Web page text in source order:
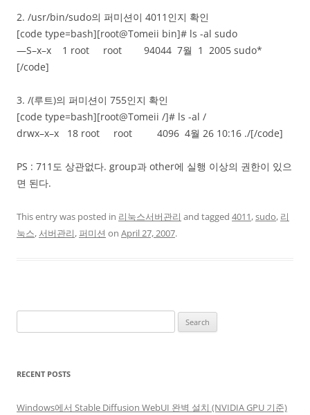
2. /usr/bin/sudo의 퍼미션이 4011인지 확인
[code type=bash][root@Tomeii bin]# ls -al sudo
—S–x–x 1 root root 94044 7월 1 2005 sudo*
[/code]
3. /(루트)의 퍼미션이 755인지 확인
[code type=bash][root@Tomeii /]# ls -al /
drwx–x–x 18 root root 4096 4월 26 10:16 ./[/code]
PS : 711도 상관없다. group과 other에 실행 이상의 권한이 있으
면 된다.
This entry was posted in 리눅스서버관리 and tagged 4011,sudo, 리
눅스, 서버관리,퍼미션 on April 27, 2007.
for:
RECENT POSTS
Windows에서 Stable Diffusion WebUI 완벽 설치 (NVIDIA GPU 기준)